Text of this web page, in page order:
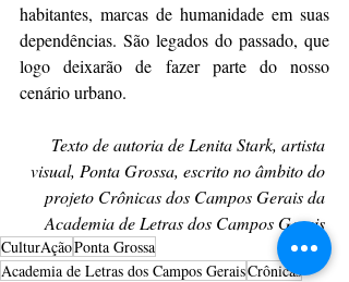
habitantes, marcas de humanidade em suas
dependências. São legados do passado, que
logo deixarão de fazer parte do nosso
cenário urbano.
Texto de autoria de Lenita Stark, artista
visual, Ponta Grossa, escrito no âmbito do
projeto Crônicas dos Campos Gerais da
Academia de Letras dos Campos Gerais
CulturAçãoPonta Grossa
Academia de Letras dos Campos GeraisCrônicas